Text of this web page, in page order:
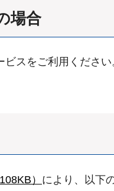
場合
スをご利用ください
） により、以下